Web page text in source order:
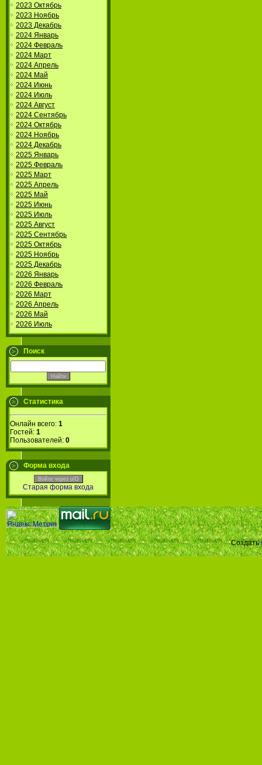
2023 Октябрь
2023 Ноябрь
2023 Декабрь
2024 Январь
2024 Февраль
2024 Март
2024 Апрель
2024 Май
2024 Июнь
2024 Июль
2024 Август
2024 Сентябрь
2024 Октябрь
2024 Ноябрь
2024 Декабрь
2025 Январь
2025 Февраль
2025 Март
2025 Апрель
2025 Май
2025 Июнь
2025 Июль
2025 Август
2025 Сентябрь
2025 Октябрь
2025 Ноябрь
2025 Декабрь
2026 Январь
2026 Февраль
2026 Март
2026 Апрель
2026 Май
2026 Июль
Поиск
Статистика
Онлайн всего: 1
Гостей: 1
Пользователей: 0
Форма входа
Войти через uID
Старая форма входа
Создать